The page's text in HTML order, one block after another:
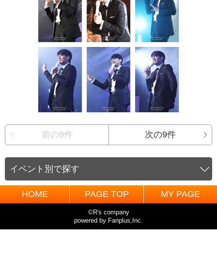
前の9件 次の9件
イベント別で探す
HOME PAGE TOP MY PAGE
©R's company
powered by Fanplus,Inc.